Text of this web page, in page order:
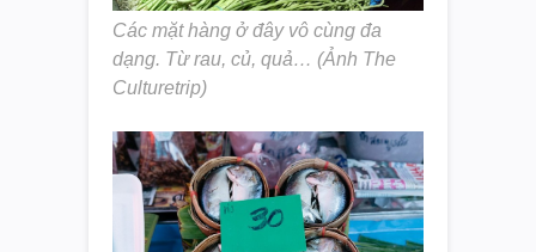
Các mặt hàng ở đây vô cùng đa
dạng. Từ rau, củ, quả… (Ảnh The
Culturetrip)